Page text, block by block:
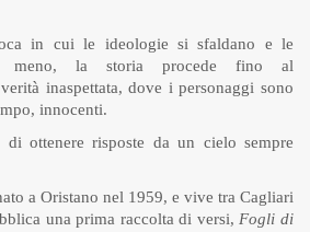
in cui le ideologie si sfaldano e le
meno, la storia procede fino al
inaspettata, dove i personaggi sono
innocenti.
di ottenere risposte da un cielo sempre
a Oristano nel 1959, e vive tra Cagliari
una prima raccolta di versi, Fogli di